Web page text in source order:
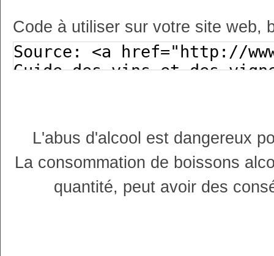
Code à utiliser sur votre site web,
L'abus d'alcool est dangereux
La consommation de boissons
quantité, peut avoir des